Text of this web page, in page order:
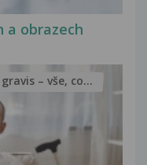
obrazech
– vše, co...